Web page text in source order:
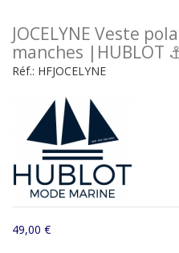
JOCELYNE Veste
manches |HUBLOT
Réf.: HFJOCELYNE
49,00 €